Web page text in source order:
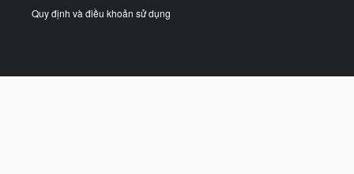
Quy định và điều khoản sử dụng